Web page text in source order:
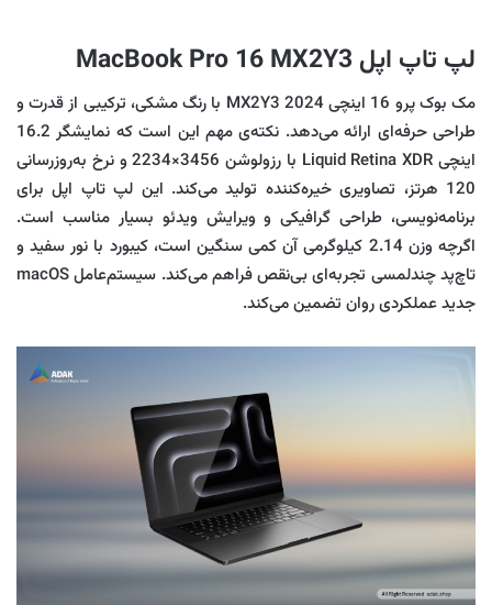
لپ تاپ اپل MacBook Pro 16 MX2Y3
مک بوک پرو 16 اینچی MX2Y3 2024 با رنگ مشکی، ترکیبی از قدرت و
طراحی حرفه‌ای ارائه می‌دهد. نکته‌ی مهم این است که نمایشگر 16.2
اینچی Liquid Retina XDR با رزولوشن 3456×2234 و نرخ به‌روزرسانی
120 هرتز، تصاویری خیره‌کننده تولید می‌کند. این لپ تاپ اپل برای
برنامه‌نویسی، طراحی گرافیکی و ویرایش ویدئو بسیار مناسب است.
اگرچه وزن 2.14 کیلوگرمی آن کمی سنگین است، کیبورد با نور سفید و
تاچ‌پد چندلمسی تجربه‌ای بی‌نقص فراهم می‌کند. سیستم‌عامل macOS
جدید عملکردی روان تضمین می‌کند.